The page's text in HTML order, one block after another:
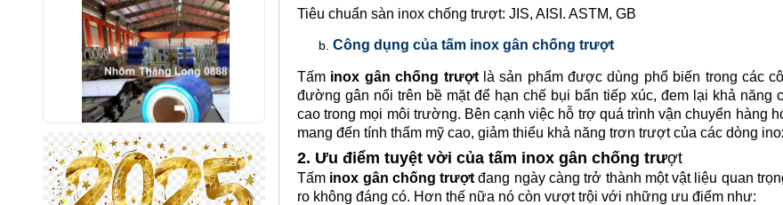
Nhôm bảo ôn cuộn mỏng A1050
Mã SP: AbaoonA1050
Call
Tiêu chuẩn sàn inox chống trượt: JIS, AISI. ASTM, GB
Công dụng của tấm inox gân chống trượt
Tấm inox gân chống trượtlà sản phẩm được dùng phổ biến trong các
đường gân nổi trên bề mặt để hạn chế bụi bẩn tiếp xúc, đem lại khả
cao trong mọi môi trường. Bên cạnh việc hỗ trợ quá trình vận chuyển hàng
mang đến tính thẩm mỹ cao, giảm thiểu khả năng trơn trượt của các dòng
2. Ưu điểm tuyệt vời của tấm inox gân chống trượt
Tấm inox gân chống trượt đang ngày càng trở thành một vật liệu quan
ro không đáng có. Hơn thế nữa nó còn vượt trội với những ưu điểm như: